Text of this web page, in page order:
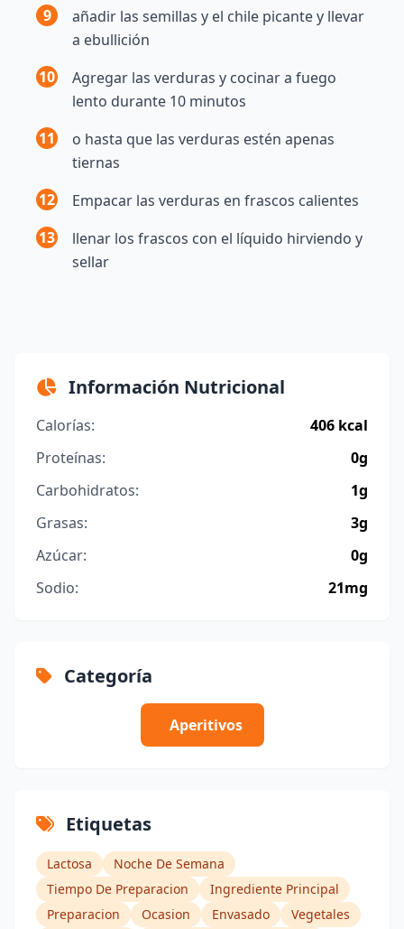
9
añadir las semillas y el chile picante y llevar
a ebullición
10
Agregar las verduras y cocinar a fuego
lento durante 10 minutos
11
o hasta que las verduras estén apenas
tiernas
12
Empacar las verduras en frascos calientes
13
llenar los frascos con el líquido hirviendo y
sellar
Información Nutricional
Calorías:
406 kcal
Proteínas:
0g
Carbohidratos:
1g
Grasas:
3g
Azúcar:
0g
Sodio:
21mg
Categoría
Aperitivos
Etiquetas
Lactosa
Noche De Semana
Tiempo De Preparacion
Ingrediente Principal
Preparacion
Ocasion Envasado
Vegetales